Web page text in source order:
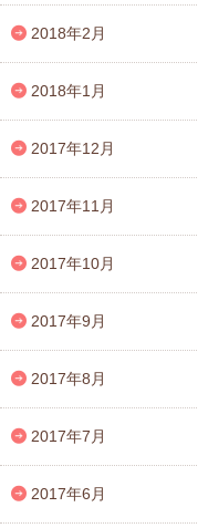
2018年2月
2018年1月
2017年12月
2017年11月
2017年10月
2017年9月
2017年8月
2017年7月
2017年6月